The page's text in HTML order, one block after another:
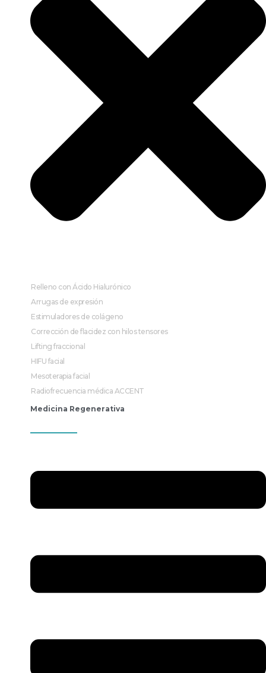
Relleno con Ácido Hialurónico
Arrugas de expresión
Estimuladores de colágeno
Corrección de flacidez con hilos tensores
Lifting fraccional
HIFU facial
Mesoterapia facial
Radiofrecuencia médica ACCENT
Medicina Regenerativa